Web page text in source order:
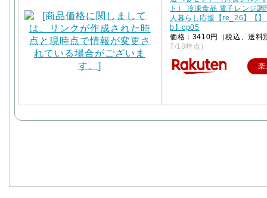
ト） 冷凍食品 電子レンジ調
人暮らし応援【re_26】【
b】cp05
価格：3410円（税込、送料
7/18時点)